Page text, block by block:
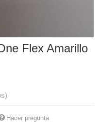
Flex Amarillo
Hacer pregunta